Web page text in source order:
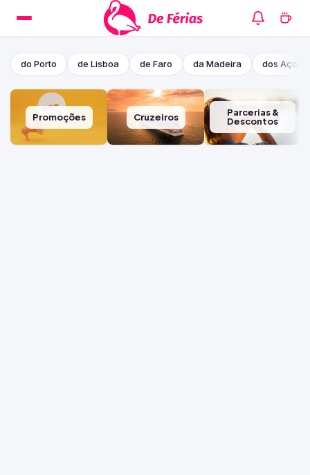
do Porto de Lisboa de Faro da Madeira dos
Promoções Cruzeiros
Parcerias &
Descontos